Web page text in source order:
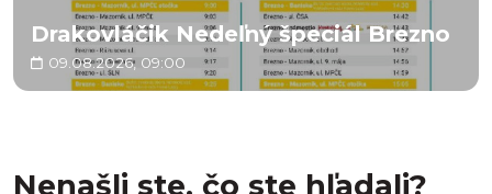
Drakovláčik Nedeľný špeciál Brezno
09.08.2026, 09:00
Nenašli ste, čo ste hľadali?